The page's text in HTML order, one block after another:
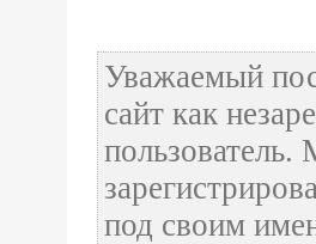
Уважаемый
сайт как
под своим